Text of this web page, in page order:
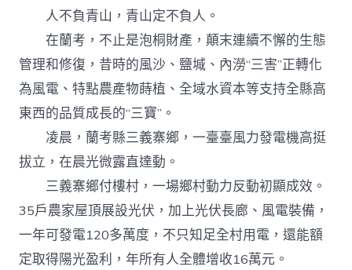
人不負青山，青山定不負人。
在蘭考，不止是泡桐財產，顛末連續不懈的生態
管理和修復，昔時的風沙、鹽堿、內澇“三害”正轉化
為風電、特點農產物蒔植、全域水資本等支持全縣高
東西的品質成長的“三寶”。
凌晨，蘭考縣三義寨鄉，一臺臺風力發電機高挺
拔立，在晨光微露直達動。
三義寨鄉付樓村，一場鄉村動力反動初顯成效。
35戶農家屋頂展設光伏，加上光伏長廊、風電裝備，
一年可發電120多萬度，不只知足全村用電，還能額
定取得陽光盈利，年所有人全體增收16萬元。